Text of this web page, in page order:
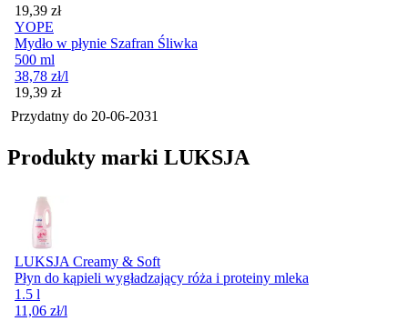
Cena
19,39 zł
YOPE
Mydło w płynie Szafran Śliwka
500 ml
38,78 zł/l
Cena
19,39 zł
Przydatny do 20-06-2031
Produkty marki LUKSJA
LUKSJA Creamy & Soft
Płyn do kąpieli wygładzający róża i proteiny mleka
1.5 l
11,06 zł/l